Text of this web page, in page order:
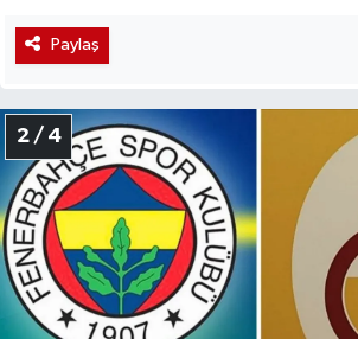
Paylaş
2 / 4